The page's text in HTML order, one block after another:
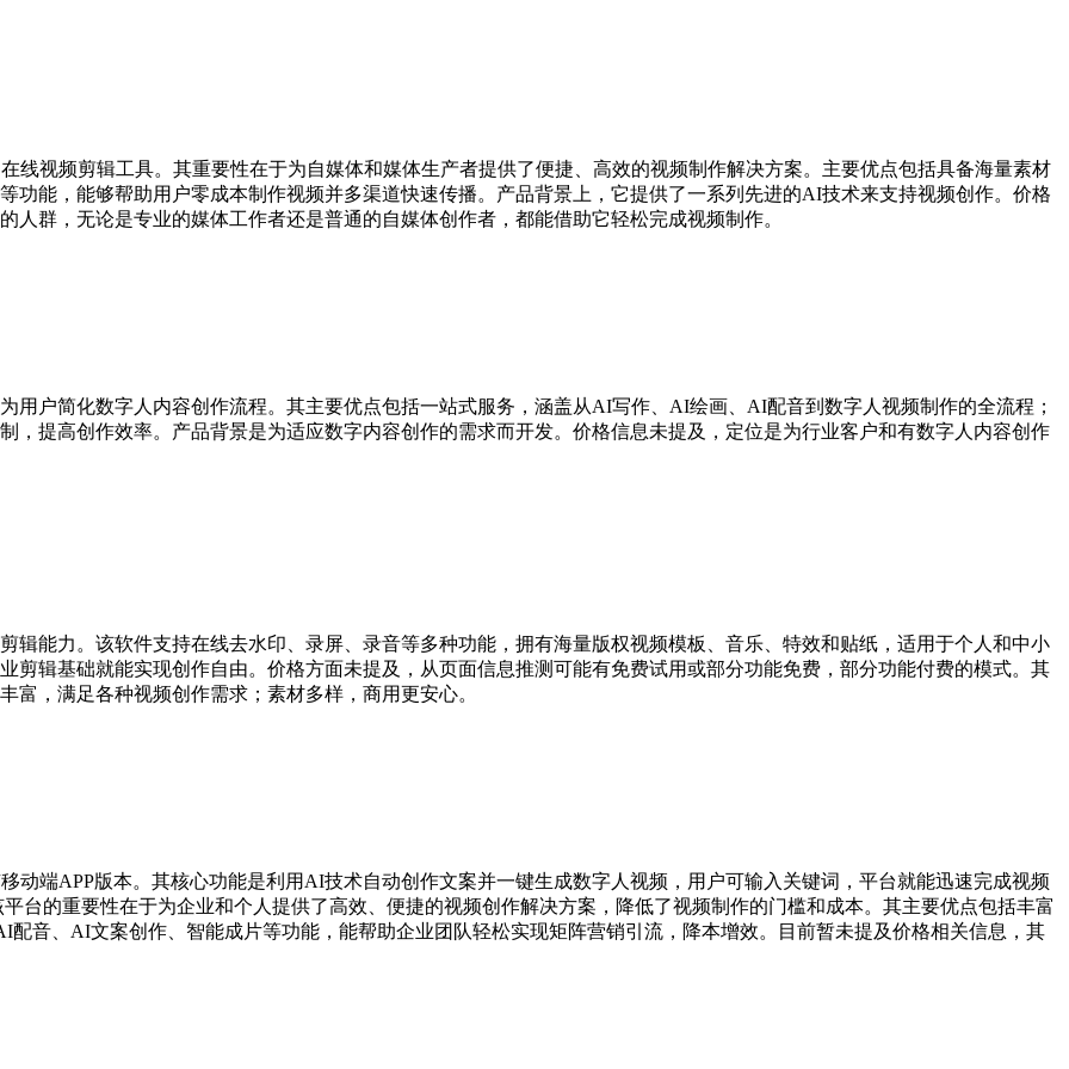
线视频剪辑工具。其重要性在于为自媒体和媒体生产者提供了便捷、高效的视频制作解决方案。主要优点包括具备海量素材
功能，能够帮助用户零成本制作视频并多渠道快速传播。产品背景上，它提供了一系列先进的AI技术来支持视频创作。价格
群，无论是专业的媒体工作者还是普通的自媒体创作者，都能借助它轻松完成视频制作。
用户简化数字人内容创作流程。其主要优点包括一站式服务，涵盖从AI写作、AI绘画、AI配音到数字人视频制作的全流程；
，提高创作效率。产品背景是为适应数字内容创作的需求而开发。价格信息未提及，定位是为行业客户和有数字人内容创作
辑能力。该软件支持在线去水印、录屏、录音等多种功能，拥有海量版权视频模板、音乐、特效和贴纸，适用于个人和中小
剪辑基础就能实现创作自由。价格方面未提及，从页面信息推测可能有免费试用或部分功能免费，部分功能付费的模式。其
，满足各种视频创作需求；素材多样，商用更安心。
动端APP版本。其核心功能是利用AI技术自动创作文案并一键生成数字人视频，用户可输入关键词，平台就能迅速完成视频
台的重要性在于为企业和个人提供了高效、便捷的视频创作解决方案，降低了视频制作的门槛和成本。其主要优点包括丰富
配音、AI文案创作、智能成片等功能，能帮助企业团队轻松实现矩阵营销引流，降本增效。目前暂未提及价格相关信息，其